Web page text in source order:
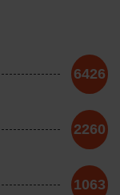
6426
2260
1063